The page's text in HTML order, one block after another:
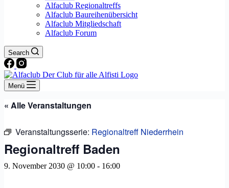
Alfaclub Regionaltreffs
Alfaclub Baureihenübersicht
Alfaclub Mitgliedschaft
Alfaclub Forum
Search
Menü
« Alle Veranstaltungen
Veranstaltungsserie: Regionaltreff Niederrhein
Regionaltreff Baden
9. November 2030 @ 10:00 - 16:00